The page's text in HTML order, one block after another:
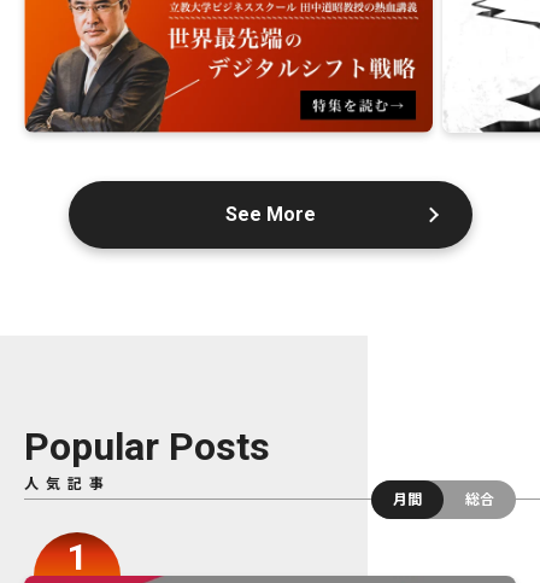
See More
Popular Posts
人気記事
月間
総合